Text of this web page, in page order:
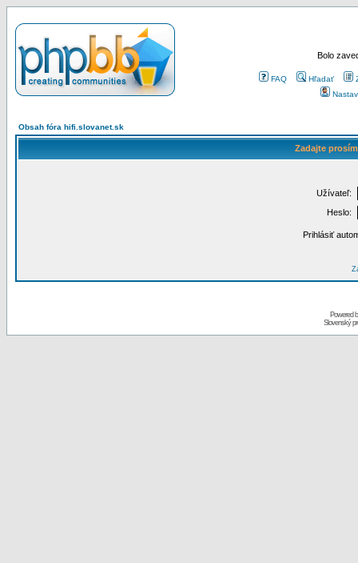
Bolo
FAQ Hľadať
Obsah fóra hifi.slovanet.sk
Zadajte
Užívateľ:
Heslo:
Prihlásiť
Powered
Slovenský